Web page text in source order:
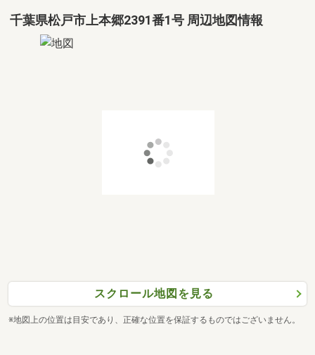
千葉県松戸市上本郷2391番1号 周辺地図情報
スクロール地図を見る
※地図上の位置は目安であり、正確な位置を保証するものではございません。